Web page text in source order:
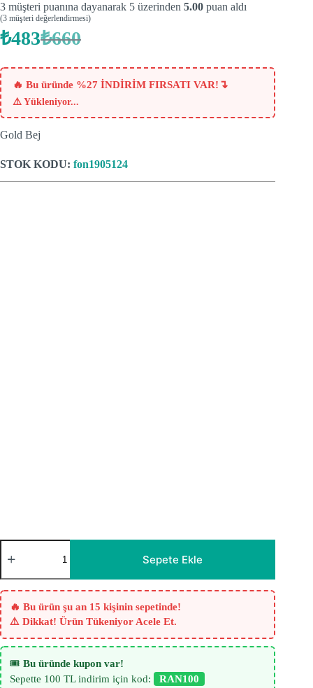
3 müşteri puanına dayanarak 5 üzerinden 5.00 puan aldı
(3 müşteri değerlendirmesi)
₺660
Orijinal
₺660.
₺483Şu
fiyat:
₺483.
🔥 Bu üründe %27 İNDİRİM FIRSATI VAR! ↴
⚠️ Yükleniyor...
Gold Bej
STOK KODU: fon1905124
Gold
Bej
–
Saten
Fon
Perde
adet
Sepete Ekle
🔥 Bu ürün şu an 15 kişinin sepetinde!
⚠️ Dikkat! Ürün Tükeniyor Acele Et.
🎟️ Bu üründe kupon var!
Sepette 100 TL indirim için kod:
RAN100